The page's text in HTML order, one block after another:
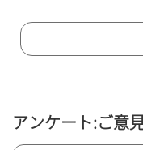
アンケート:ご意